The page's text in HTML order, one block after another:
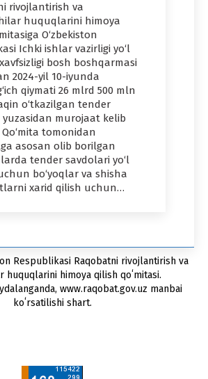
rivojlantirish va
huquqlarini himoya
O‘zbekiston
Ichki ishlar vazirligi yo‘l
bosh boshqarmasi
2024-yil 10-iyunda
qiymati 26 mlrd 500 mln
o‘tkazilgan tender
yuzasidan murojaat kelib
tomonidan
asosan olib borilgan
tender savdolari yo‘l
bo‘yoqlar va shisha
xarid qilish uchun…
Respublikasi Raqobatni rivojlantirish va
huquqlarini himoya qilish qoʻmitasi.
www.raqobat.gov.uz manbai
koʻrsatilishi shart.